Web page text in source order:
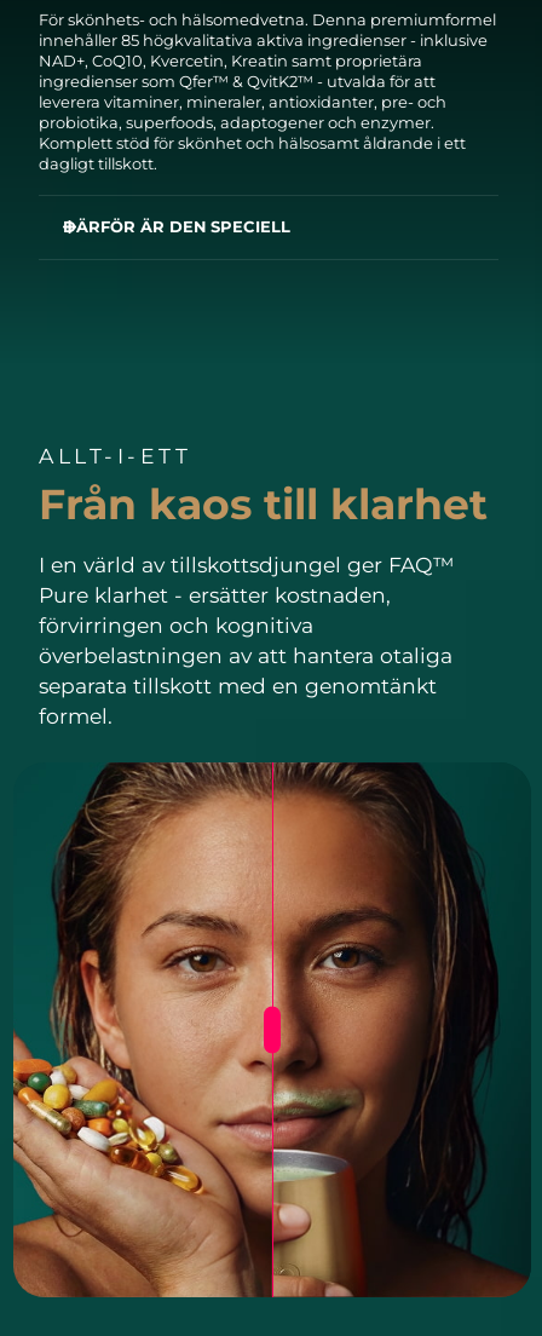
För skönhets- och hälsomedvetna. Denna premiumformel
innehåller 85 högkvalitativa aktiva ingredienser - inklusive
NAD+, CoQ10, Kvercetin, Kreatin samt proprietära
ingredienser som Qfer™ & QvitK2™ - utvalda för att
leverera vitaminer, mineraler, antioxidanter, pre- och
probiotika, superfoods, adaptogener och enzymer.
Komplett stöd för skönhet och hälsosamt åldrande i ett
dagligt tillskott.
DÄRFÖR ÄR DEN SPECIELL
✔ Matsmältning⁹
✔ Benhälsa¹¹
✔ Ögonhälsa¹²
✔ Sund blodbildning¹⁴
ALLT-I-ETT
Från kaos till klarhet
I en värld av tillskottsdjungel ger FAQ™
Pure klarhet - ersätter kostnaden,
förvirringen och kognitiva
överbelastningen av att hantera otaliga
separata tillskott med en genomtänkt
formel.